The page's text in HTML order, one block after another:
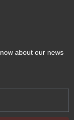
about our news